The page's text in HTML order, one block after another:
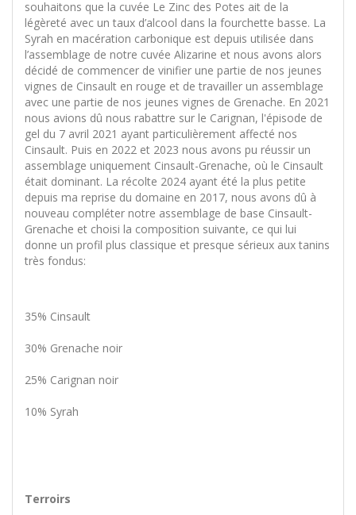
souhaitons que la cuvée Le Zinc des Potes ait de la
légèreté avec un taux d’alcool dans la fourchette basse. La
Syrah en macération carbonique est depuis utilisée dans
l’assemblage de notre cuvée Alizarine et nous avons alors
décidé de commencer de vinifier une partie de nos jeunes
vignes de Cinsault en rouge et de travailler un assemblage
avec une partie de nos jeunes vignes de Grenache. En 2021
nous avions dû nous rabattre sur le Carignan, l'épisode de
gel du 7 avril 2021 ayant particulièrement affecté nos
Cinsault. Puis en 2022 et 2023 nous avons pu réussir un
assemblage uniquement Cinsault-Grenache, où le Cinsault
était dominant. La récolte 2024 ayant été la plus petite
depuis ma reprise du domaine en 2017, nous avons dû à
nouveau compléter notre assemblage de base Cinsault-
Grenache et choisi la composition suivante, ce qui lui
donne un profil plus classique et presque sérieux aux tanins
très fondus:
35% Cinsault
30% Grenache noir
25% Carignan noir
10% Syrah
Terroirs